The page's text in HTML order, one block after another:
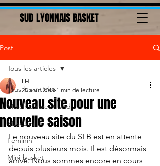
SUD LYONNAIS BASKET
Post
Tous les articles
Match du week-end
Masculin
Féminin
Mini-basket
Tous les articles
Nouveau site pour une
nouvelle saison
LH
25 août 2019 1 min de lecture
Le nouveau site du SLB est en attente
depuis plusieurs mois. Il est désormais
arrivé. Nous sommes encore en cours